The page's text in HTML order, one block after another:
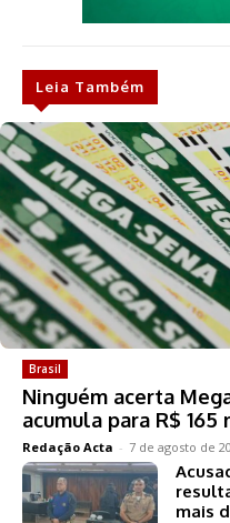
Leia Também
Brasil
Ninguém acerta
acumula para R$ 165
Redação Acta - 7 de agosto de
mais